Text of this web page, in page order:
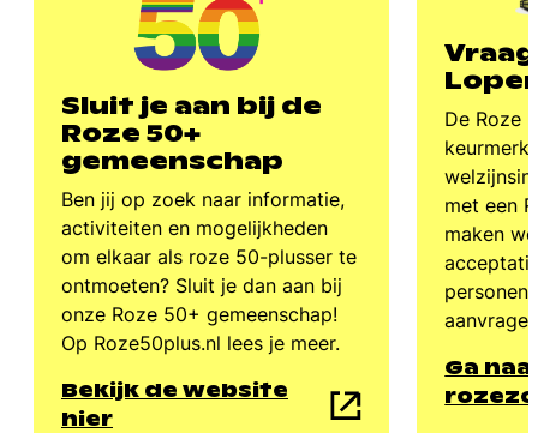
Sluit je aan bij de
Roze 50+
gemeenschap
Ben jij op zoek naar informatie,
activiteiten en mogelijkheden
om elkaar als roze 50-plusser te
ontmoeten? Sluit je dan aan bij
onze Roze 50+ gemeenschap!
Op Roze50plus.nl lees je meer.
Bekijk de website
hier
De Roze
met een
maken
Ga